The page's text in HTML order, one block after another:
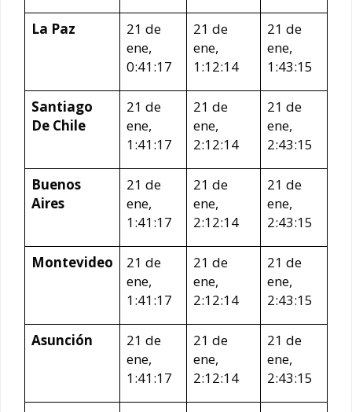
La Paz
21 de
ene,
0:41:17
21 de
ene,
1:12:14
21 de
ene,
1:43:15
Santiago
De Chile
21 de
ene,
1:41:17
21 de
ene,
2:12:14
21 de
ene,
2:43:15
Buenos
Aires
21 de
ene,
1:41:17
21 de
ene,
2:12:14
21 de
ene,
2:43:15
Montevideo
21 de
ene,
1:41:17
21 de
ene,
2:12:14
21 de
ene,
2:43:15
Asunción
21 de
ene,
1:41:17
21 de
ene,
2:12:14
21 de
ene,
2:43:15